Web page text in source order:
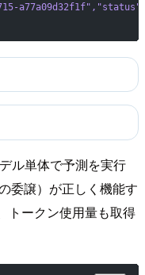
a77a09d32f1f" , "status"
ル単体で予測を実行
委譲）が正しく機能す
トークン使用量も取得